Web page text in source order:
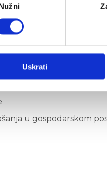
Uskrati
u gospodarskom